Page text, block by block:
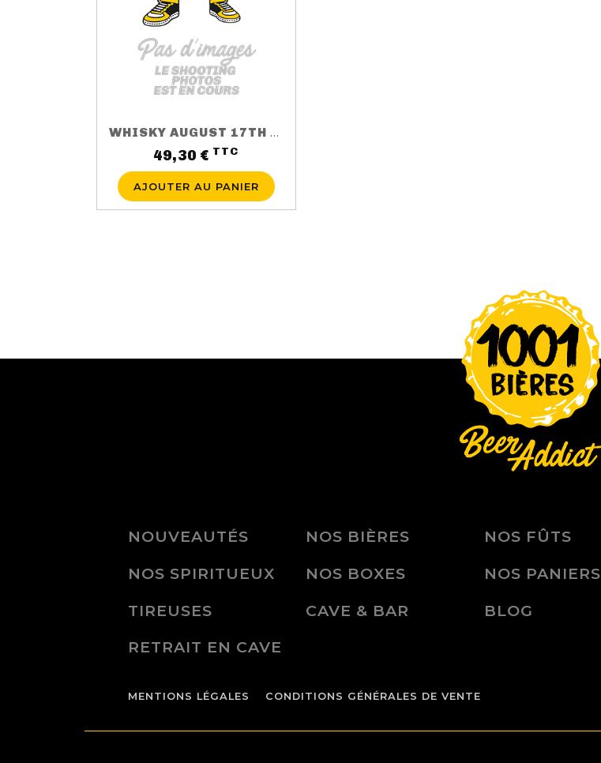
WHISKY AUGUST 17TH 3 ANS 50CL 40%
49,30 € TTC
AJOUTER AU PANIER
NOUVEAUTÉS NOS BIÈRES
NOS FÛTS
NOS SPIRITUEUX
NOS BOXES
NOS PANIERS
TIREUSES
CAVE & BAR
BLOG
RETRAIT EN CAVE
MENTIONS LÉGALES CONDITIONS GÉNÉRALES DE VENTE